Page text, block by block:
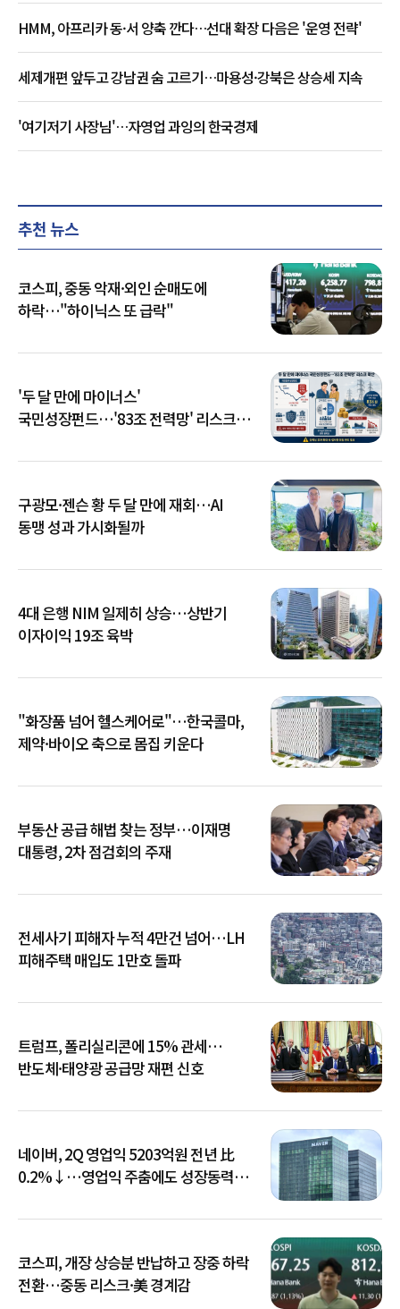
HMM, 아프리카 동·서 양축 깐다…선대 확장 다음은 '운영 전략'
세제개편 앞두고 강남권 숨 고르기…마용성·강북은 상승세 지속
'여기저기 사장님'…자영업 과잉의 한국경제
추천 뉴스
코스피, 중동 악재·외인 순매도에
하락…"하이닉스 또 급락"
'두 달 만에 마이너스'
국민성장펀드…'83조 전력망' 리스크
구광모·젠슨 황 두 달 만에 재회…AI
동맹 성과 가시화될까
4대 은행 NIM 일제히 상승…상반기
이자이익 19조 육박
"화장품 넘어 헬스케어로"…한국콜마,
제약·바이오 축으로 몸집 키운다
부동산 공급 해법 찾는 정부…이재명
대통령, 2차 점검회의 주재
전세사기 피해자 누적 4만건 넘어…LH
피해주택 매입도 1만호 돌파
트럼프, 폴리실리콘에 15% 관세…
반도체·태양광 공급망 재편 신호
네이버, 2Q 영업익 5203억원 전년 比
0.2%↓…영업익 주춤에도 성장동력
코스피, 개장 상승분 반납하고 장중 하락
전환…중동 리스크·美 경계감